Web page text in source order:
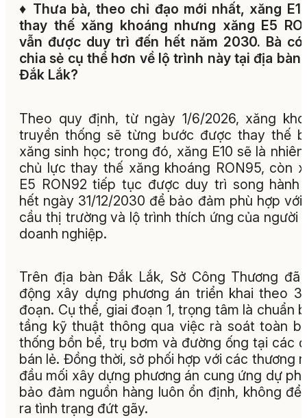
♦ Thưa bà, theo chỉ đạo mới nhất, xăng
thay thế xăng khoáng nhưng xăng E5
vẫn được duy trì đến hết năm 2030. Bà có
chia sẻ cụ thể hơn về lộ trình này tại địa bàn
Đắk Lắk?
Theo quy định, từ ngày 1/6/2026, xăng
truyền thống sẽ từng bước được thay thế
xăng sinh học; trong đó, xăng E10 sẽ là nhiên
chủ lực thay thế xăng khoáng RON95, còn
E5 RON92 tiếp tục được duy trì song hành
hết ngày 31/12/2030 để bảo đảm phù hợp với
cầu thị trường và lộ trình thích ứng của người
doanh nghiệp.
Trên địa bàn Đắk Lắk, Sở Công Thương đã
động xây dựng phương án triển khai theo 3
đoạn. Cụ thể, giai đoạn 1, trọng tâm là chuẩn
tầng kỹ thuật thông qua việc rà soát toàn
thống bồn bể, trụ bơm và đường ống tại các
bán lẻ. Đồng thời, sở phối hợp với các thương
đầu mối xây dựng phương án cung ứng dự
bảo đảm nguồn hàng luôn ổn định, không để
ra tình trạng đứt gãy.